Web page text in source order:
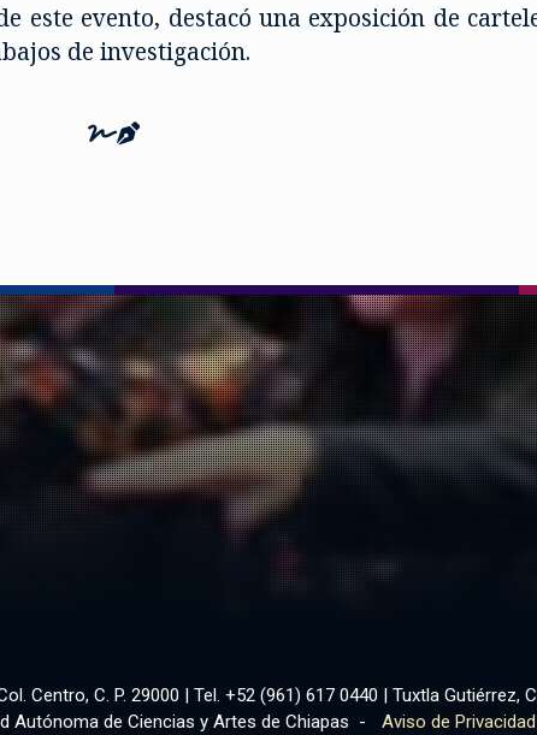
este evento, destacó una exposición de
de investigación.
Centro, C. P. 29000 | Tel. +52 (961) 617 0440 | Tuxtla Gutiérrez,
Autónoma de Ciencias y Artes de Chiapas -
Aviso de Privacidad